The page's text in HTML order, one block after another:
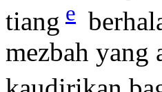
tiang e
mezbah